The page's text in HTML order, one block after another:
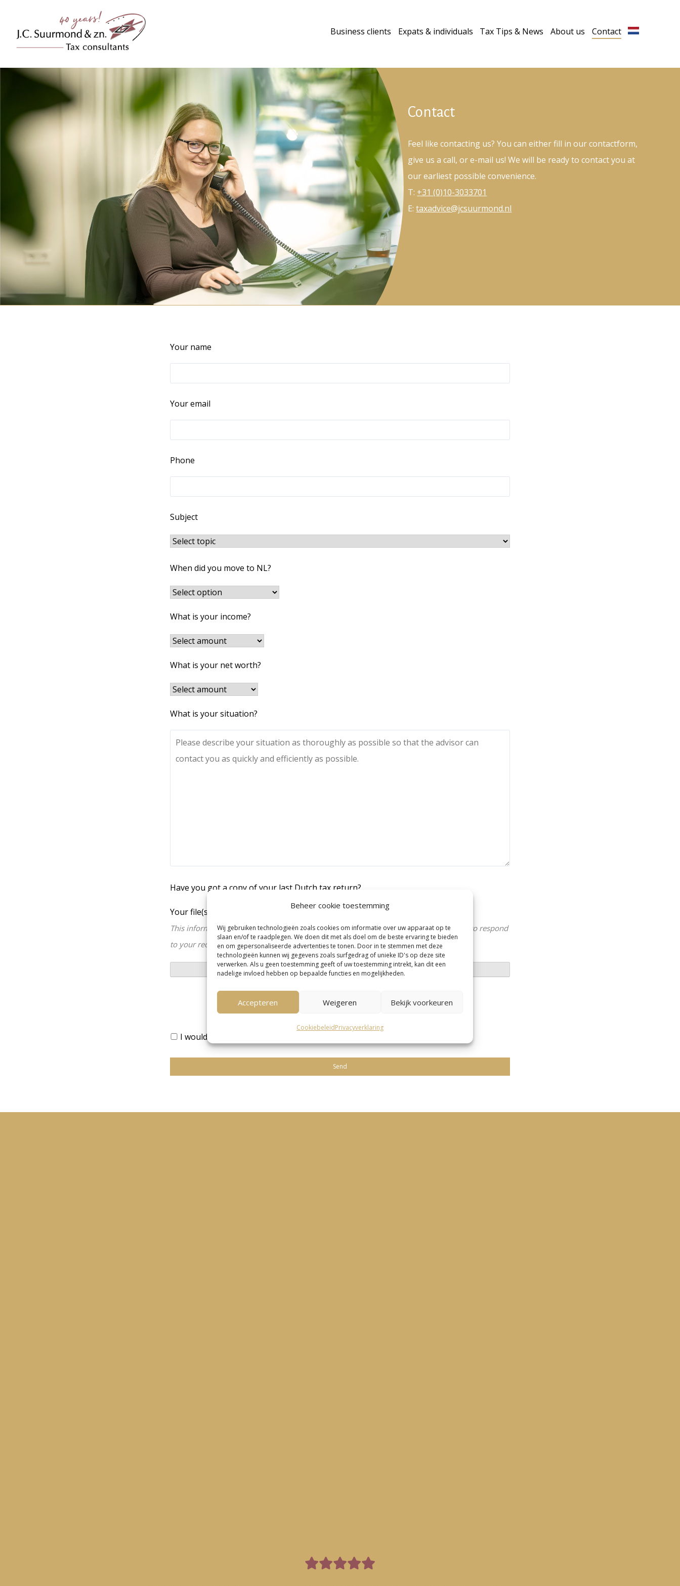
Beheer cookie toestemming
Wij gebruiken technologieën zoals cookies om informatie over uw apparaat op te
slaan en/of te raadplegen. We doen dit met als doel om de beste ervaring te bieden
en om gepersonaliseerde advertenties te tonen. Door in te stemmen met deze
technologieën kunnen wij gegevens zoals surfgedrag of unieke ID's op deze site
verwerken. Als u geen toestemming geeft of uw toestemming intrekt, kan dit een
nadelige invloed hebben op bepaalde functies en mogelijkheden.
Accepteren Weigeren Bekijk voorkeuren
CookiebeleidPrivacyverklaring
Business clients Expats & individuals Tax Tips & News About us Contact
Contact
Feel like contacting us? You can either fill in our contactform,
give us a call, or e-mail us! We will be ready to contact you at
our earliest possible convenience.
T: +31 (0)10-3033701
E:taxadvice@jcsuurmond.nl
Your name
Your email
Phone
Subject
When did you move to NL?
What is your income?
What is your net worth?
What is your situation?
Have you got a copy of your last Dutch tax return?
Your file(s)
This information gives us a clear understanding of your situation, allowing the advisor to respond
to your request more concretely!
I would like to receive useful tax tips quarterly.
